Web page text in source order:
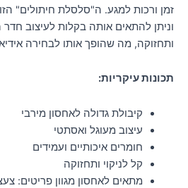
זמן ורכות למגע. ה"סלסלת חיתולים"
וניתן להתאים אותה בקלות לעיצוב חדר
ותחזוקה, מה שהופך אותו לבחירה
תכונות עיקריות:
קיבולת גדולה לאחסון מירבי
עיצוב מעוגל ואסתטי
חומרים איכותיים ועמידים
קל לניקוי ותחזוקה
מתאים לאחסון מגוון פריטים: